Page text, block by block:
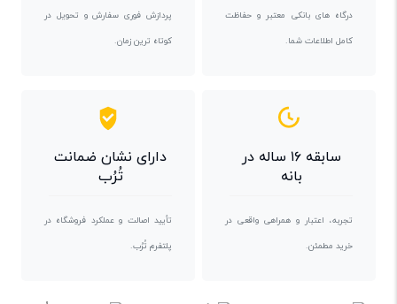
درگاه های بانکی معتبر و حفاظت
کامل اطلاعات شما.
پردازش فوری سفارش و تحویل در
کوتاه ترین زمان.
سابقه ۱۶ ساله در
بانه
تجربه، اعتبار و همراهی واقعی در
خرید مطمئن.
دارای نشان ضمانت
تُرُب
تأیید اصالت و عملکرد فروشگاه در
پلتفرم تُرُب.